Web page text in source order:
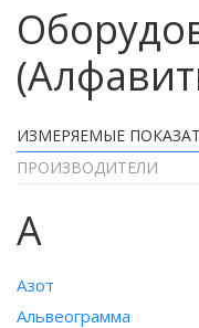
ИЗМЕРЯЕМЫЕ
ПРОИЗВОДИТЕЛИ
А
Азот
Альвеограмма